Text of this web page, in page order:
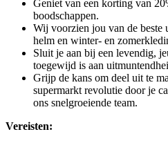
Geniet van een korting van
boodschappen.
Wij voorzien jou van de beste
helm en winter- en
Sluit je aan bij een levendig,
toegewijd is aan
Grijp de kans om deel uit te
supermarkt revolutie door je
ons snelgroeiende team.
Vereisten: